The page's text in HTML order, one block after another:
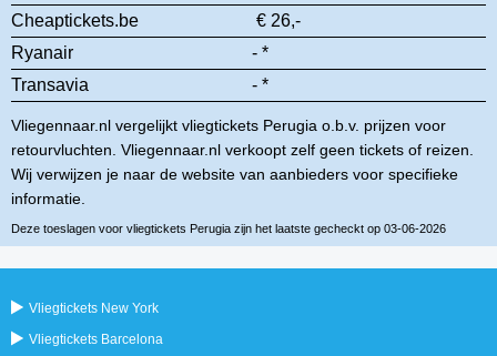
Cheaptickets.be
€ 26,-
Ryanair
- *
Transavia
- *
Vliegennaar.nl vergelijkt vliegtickets Perugia o.b.v. prijzen voor
retourvluchten. Vliegennaar.nl verkoopt zelf geen tickets of reizen.
Wij verwijzen je naar de website van aanbieders voor specifieke
informatie.
Deze toeslagen voor vliegtickets Perugia zijn het laatste gecheckt op 03-06-2026
Vliegtickets New York
Vliegtickets Barcelona